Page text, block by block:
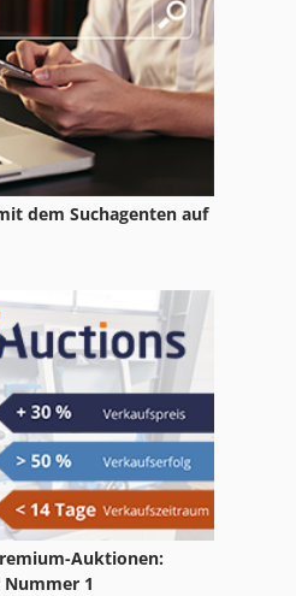
dem Suchagenten auf
Auktionen:
1